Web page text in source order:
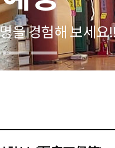
을 경험해 보세요